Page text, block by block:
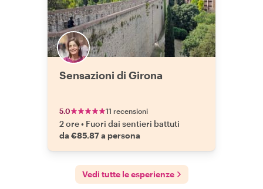
Sensazioni di Girona
5.0 11 recensioni
2 ore• Fuori dai sentieri battuti
da €85.87 a persona
Vedi tutte le esperienze